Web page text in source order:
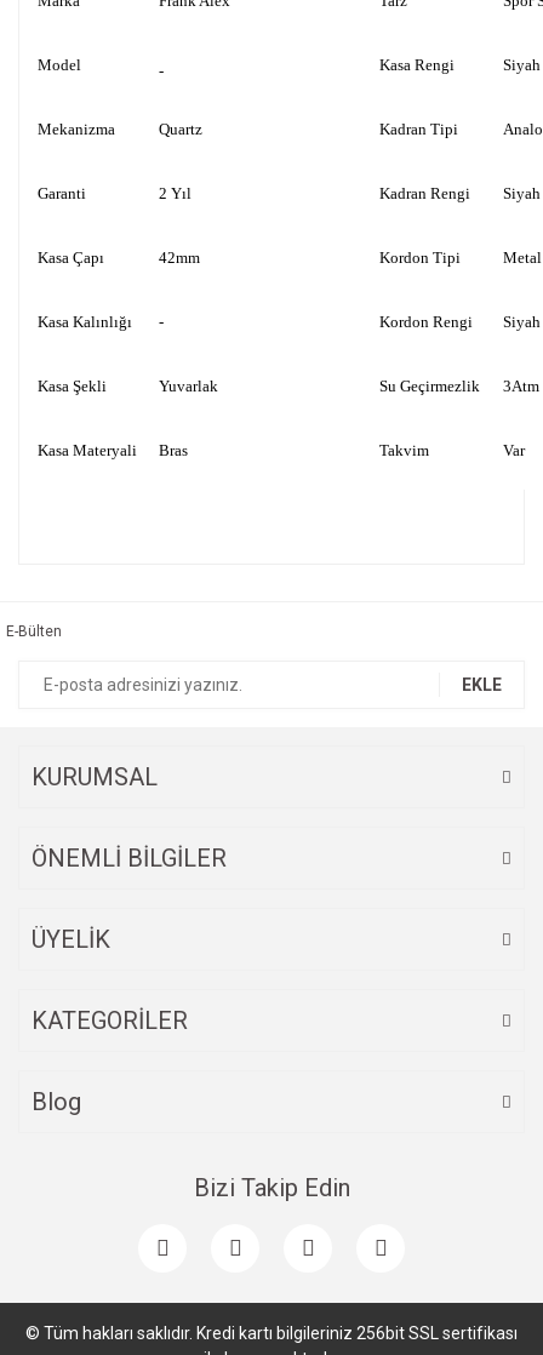
Model - Kasa Rengi Siyah
Mekanizma Quartz Kadran Tipi
Garanti 2 Yıl Kadran Rengi Siyah
Kasa Çapı 42mm Kordon Tipi Metal
Kasa Kalınlığı - Kordon Rengi Siyah
Kasa Şekli Yuvarlak Su Geçirmezlik 3Atm
Kasa Materyali Bras Takvim Var
Ürün fiyatı diğer sitelerden daha pahalı.
E-Bülten
EKLE
KURUMSAL
ÖNEMLİ BİLGİLER
ÜYELİK
KATEGORİLER
Blog
Bizi Takip Edin
© Tüm hakları saklıdır. Kredi kartı bilgileriniz 256bit SSL sertifikası